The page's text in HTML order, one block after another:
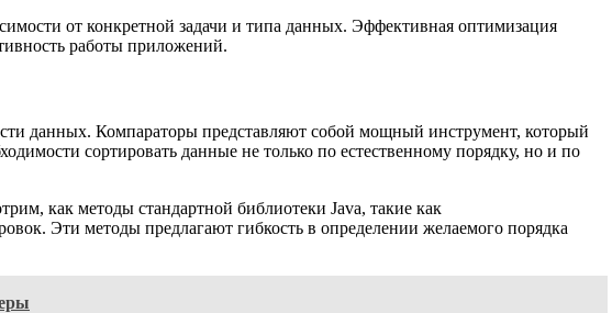
от конкретной задачи и типа данных. Эффективная оптимизация
работы приложений.
данных. Компараторы представляют собой мощный инструмент, который
сортировать данные не только по естественному порядку, но и по
как методы стандартной библиотеки Java, такие как
Эти методы предлагают гибкость в определении желаемого порядка